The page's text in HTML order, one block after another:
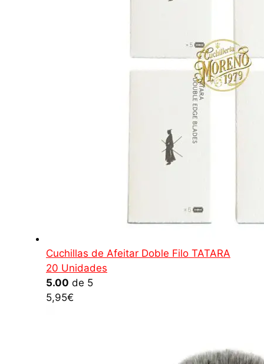
Cuchillas de Afeitar Doble Filo TATARA
20 Unidades
5.00 de 5
5,95€